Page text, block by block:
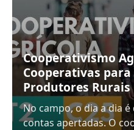
Cooperativismo
Cooperativas para
Produtores
No campo, o dia a dia
contas apertadas. O